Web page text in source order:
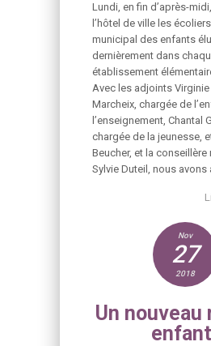
Lundi, en fin d’après-
l’hôtel de ville les
municipal des enfants
dernièrement dans
établissement
Avec les adjoints Virginie
Marcheix, chargée de
l’enseignement, Chantal
chargée de la jeunesse,
Beucher, et la
Sylvie Duteil, nous avons
Nov
27
2018
Un nouveau
enfant